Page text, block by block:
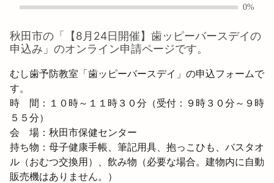
0%
秋田市の「
【8月24日開催】歯ッピーバースデイの
申込み 」のオンライン申請ページです。
むし歯予防教室「歯ッピーバースデイ」の申込フォームで
す。
時　間：１０時～１１時３０分（受付：９時３０分～９時
５５分）
会　場：秋田市保健センター
持ち物：母子健康手帳、筆記用具、抱っこひも、バスタオ
ル（おむつ交換用）、飲み物（必要な場合。建物内に自動
販売機はありません。）